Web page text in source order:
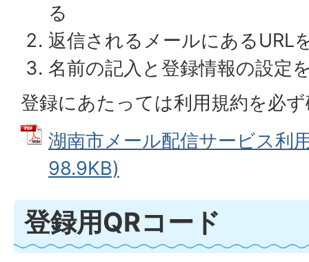
る
返信されるメールにあるURL
名前の記入と登録情報の設定
登録にあたっては利用規約を必
湖南市メール配信サービス利
98.9KB)
登録用QRコード